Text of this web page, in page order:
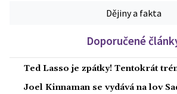
Dějiny a fakta
Doporučené
Ted Lasso je zpátky! Tentokrát
Joel Kinnaman se vydává na lov